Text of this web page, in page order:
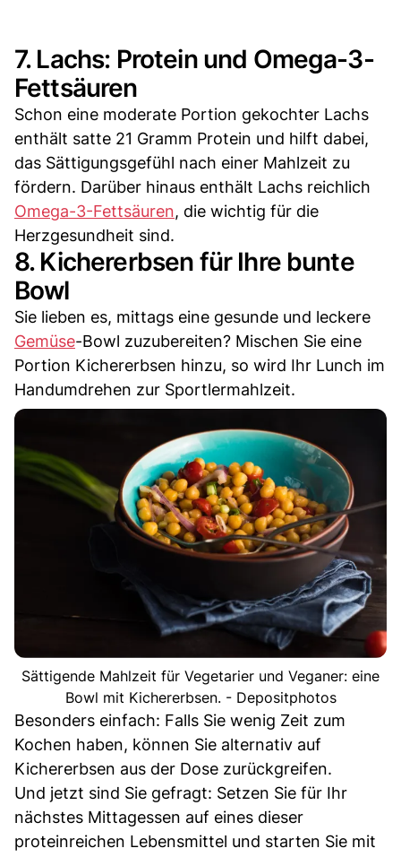
7. Lachs: Protein und Omega-3-
Fettsäuren
Schon eine moderate Portion gekochter Lachs
enthält satte 21 Gramm Protein und hilft dabei,
das Sättigungsgefühl nach einer Mahlzeit zu
fördern. Darüber hinaus enthält Lachs reichlich
Omega-3-Fettsäuren, die wichtig für die
Herzgesundheit sind.
8. Kichererbsen für Ihre bunte
Bowl
Sie lieben es, mittags eine gesunde und leckere
Gemüse-Bowl zuzubereiten? Mischen Sie eine
Portion Kichererbsen hinzu, so wird Ihr Lunch im
Handumdrehen zur Sportlermahlzeit.
Sättigende Mahlzeit für Vegetarier und Veganer: eine
Bowl mit Kichererbsen. - Depositphotos
Besonders einfach: Falls Sie wenig Zeit zum
Kochen haben, können Sie alternativ auf
Kichererbsen aus der Dose zurückgreifen.
Und jetzt sind Sie gefragt: Setzen Sie für Ihr
nächstes Mittagessen auf eines dieser
proteinreichen Lebensmittel und starten Sie mit